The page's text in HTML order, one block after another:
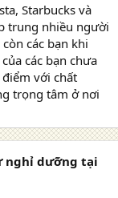
Starbucks và
trung nhiều người
các bạn khi
các bạn chưa
với chất
trọng tâm ở nơi
nghỉ dưỡng tại